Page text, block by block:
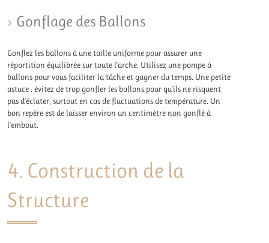
Gonflage des Ballons
Gonflez les ballons à une taille uniforme pour assurer une
répartition équilibrée sur toute l’arche. Utilisez une pompe à
ballons pour vous faciliter la tâche et gagner du temps. Une petite
astuce : évitez de trop gonfler les ballons pour qu’ils ne risquent
pas d’éclater, surtout en cas de fluctuations de température. Un
bon repère est de laisser environ un centimètre non gonflé à
l’embout.
4. Construction de la
Structure